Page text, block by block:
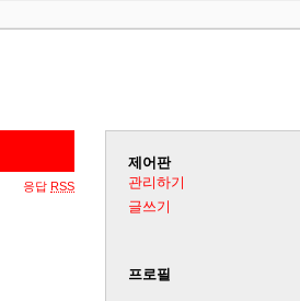
응답 RSS
제어판
관리하기
글쓰기
프로필